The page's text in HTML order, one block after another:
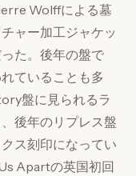
Wolffによる墓
ャー加工ジャケッ
た。後年の盤で
ていることも多
盤に見られるラ
後年のリプレス盤
ス刻印になってい
Apartの英国初回